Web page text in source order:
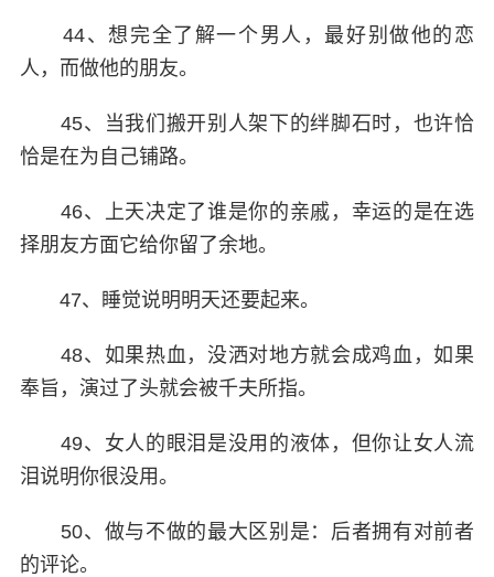
44、想完全了解一个男人，最好别做他的恋
人，而做他的朋友。
45、当我们搬开别人架下的绊脚石时，也许恰
恰是在为自己铺路。
46、上天决定了谁是你的亲戚，幸运的是在选
择朋友方面它给你留了余地。
47、睡觉说明明天还要起来。
48、如果热血，没洒对地方就会成鸡血，如果
奉旨，演过了头就会被千夫所指。
49、女人的眼泪是没用的液体，但你让女人流
泪说明你很没用。
50、做与不做的最大区别是：后者拥有对前者
的评论。